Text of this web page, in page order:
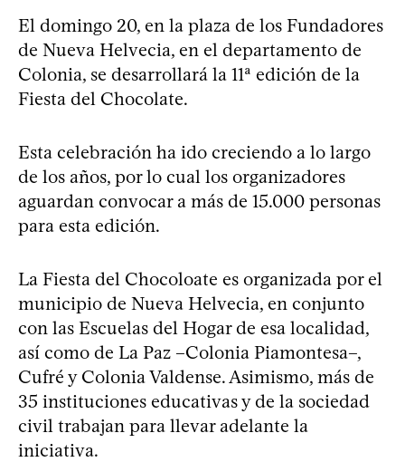
El domingo 20, en la plaza de los Fundadores
de Nueva Helvecia, en el departamento de
Colonia, se desarrollará la 11ª edición de la
Fiesta del Chocolate.
Esta celebración ha ido creciendo a lo largo
de los años, por lo cual los organizadores
aguardan convocar a más de 15.000 personas
para esta edición.
La Fiesta del Chocoloate es organizada por el
municipio de Nueva Helvecia, en conjunto
con las Escuelas del Hogar de esa localidad,
así como de La Paz –Colonia Piamontesa–,
Cufré y Colonia Valdense. Asimismo, más de
35 instituciones educativas y de la sociedad
civil trabajan para llevar adelante la
iniciativa.